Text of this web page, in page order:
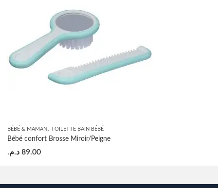
BÉBÉ & MAMAN, TOILETTE BAIN BÉBÉ
Bébé confort Brosse Miroir/Peigne
89.00 د.م.